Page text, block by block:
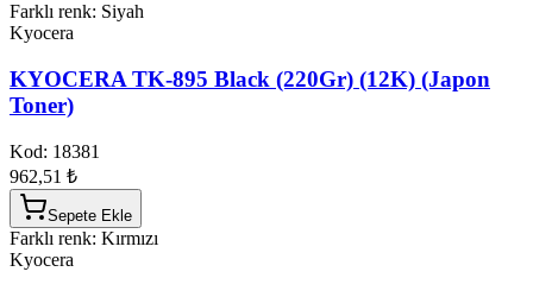
Farklı renk: Siyah
Kyocera
KYOCERA TK-895 Black (220Gr) (12K) (Japon
Toner)
Kod: 18381
962,51 ₺
Sepete Ekle
Farklı renk: Kırmızı
Kyocera